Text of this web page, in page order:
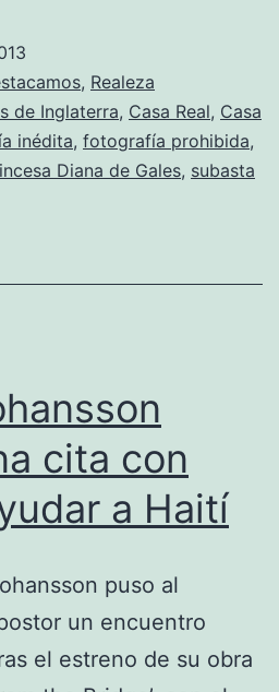
, Realeza
de Inglaterra, Casa Real, Casa
inédita, fotografía prohibida,
Diana de Gales, subasta
cita con
a Haití
puso al
un encuentro
el estreno de su obra